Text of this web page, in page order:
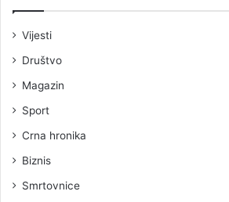
Vijesti
Društvo
Magazin
Sport
Crna hronika
Biznis
Smrtovnice